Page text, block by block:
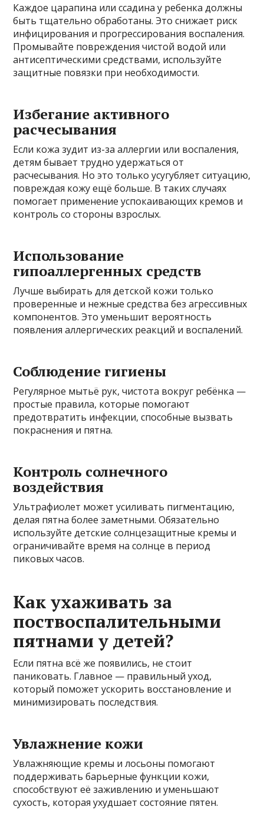
Каждое царапина или ссадина у ребенка должны
быть тщательно обработаны. Это снижает риск
инфицирования и прогрессирования воспаления.
Промывайте повреждения чистой водой или
антисептическими средствами, используйте
защитные повязки при необходимости.
Избегание активного
расчесывания
Если кожа зудит из-за аллергии или воспаления,
детям бывает трудно удержаться от
расчесывания. Но это только усугубляет ситуацию,
повреждая кожу ещё больше. В таких случаях
помогает применение успокаивающих кремов и
контроль со стороны взрослых.
Использование
гипоаллергенных средств
Лучше выбирать для детской кожи только
проверенные и нежные средства без агрессивных
компонентов. Это уменьшит вероятность
появления аллергических реакций и воспалений.
Соблюдение гигиены
Регулярное мытьё рук, чистота вокруг ребёнка —
простые правила, которые помогают
предотвратить инфекции, способные вызвать
покраснения и пятна.
Контроль солнечного
воздействия
Ультрафиолет может усиливать пигментацию,
делая пятна более заметными. Обязательно
используйте детские солнцезащитные кремы и
ограничивайте время на солнце в период
пиковых часов.
Как ухаживать за
поствоспалительными
пятнами у детей?
Если пятна всё же появились, не стоит
паниковать. Главное — правильный уход,
который поможет ускорить восстановление и
минимизировать последствия.
Увлажнение кожи
Увлажняющие кремы и лосьоны помогают
поддерживать барьерные функции кожи,
способствуют её заживлению и уменьшают
сухость, которая ухудшает состояние пятен.